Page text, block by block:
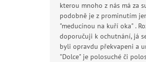
kterou mnoho z nás má za
podobně je z prominutím
"meducínou na kuří oka" .
doporučuji k ochutnání, já
byli opravdu překvapeni a
"Dolce" je polosuché či